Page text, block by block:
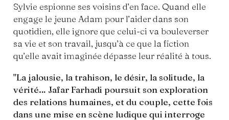
Sylvie espionne ses voisins d’en face. Quand elle
engage le jeune Adam pour l’aider dans son
quotidien, elle ignore que celui-ci va bouleverser
sa vie et son travail, jusqu’à ce que la fiction
qu’elle avait imaginée dépasse leur réalité à tous.
"La jalousie, la trahison, le désir, la solitude, la
vérité… Jafar Farhadi poursuit son exploration
des relations humaines, et du couple, cette fois
dans une mise en scène ludique qui interroge